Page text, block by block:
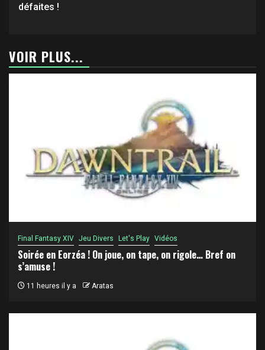
défaites !
VOIR PLUS...
Final Fantasy XIV Jeu Divers Let's Play Vidéos
Soirée en Eorzéa ! On joue, on tape, on rigole… Bref on
s’amuse !
11 heures il y a Aratas